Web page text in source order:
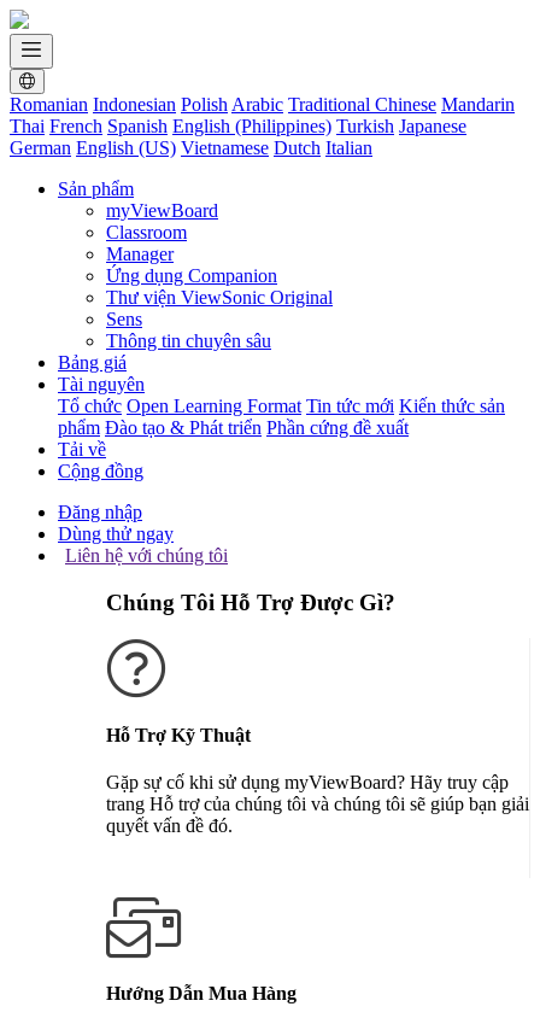
Romanian Indonesian Polish Arabic Traditional Chinese Mandarin
Thai French Spanish English (Philippines) Turkish Japanese
German English (US) Vietnamese Dutch Italian
Sản phẩm
myViewBoard
Classroom
Manager
Ứng dụng Companion
Thư viện ViewSonic Original
Sens
Thông tin chuyên sâu
Bảng giá
Tài nguyên
Tổ chức Open Learning Format Tin tức mới Kiến thức sản
phẩm Đào tạo & Phát triển Phần cứng đề xuất
Tải về
Cộng đồng
Đăng nhập
Dùng thử ngay
Liên hệ với chúng tôi
Chúng Tôi Hỗ Trợ Được Gì?
Hỗ Trợ Kỹ Thuật
Gặp sự cố khi sử dụng myViewBoard? Hãy truy cập
trang Hỗ trợ của chúng tôi và chúng tôi sẽ giúp bạn giải
quyết vấn đề đó.
Hướng Dẫn Mua Hàng